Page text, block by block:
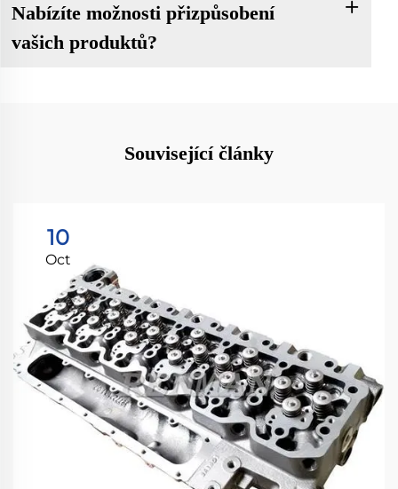
Nabízíte možnosti přizpůsobení
vašich produktů?
Související články
10
Oct